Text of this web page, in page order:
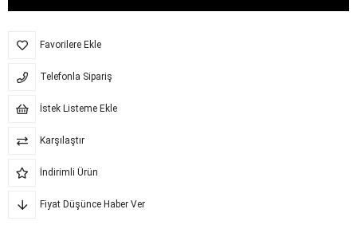
Favorilere Ekle
Telefonla Sipariş
İstek Listeme Ekle
Karşılaştır
İndirimli Ürün
Fiyat Düşünce Haber Ver